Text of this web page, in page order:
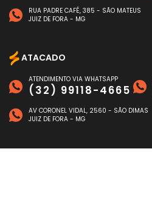
RUA PADRE CAFÉ, 385 - SÃO MATEUS
JUIZ DE FORA - MG
ATACADO
ATENDIMENTO VIA WHATSAPP
(32) 99118-4665
AV CORONEL VIDAL, 2560 - SÃO DIMAS
JUIZ DE FORA - MG